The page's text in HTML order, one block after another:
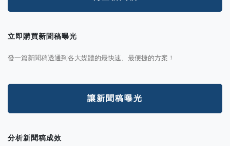
立即購買新聞稿曝光
發一篇新聞稿透通到各大媒體的最快速、最便捷的方案！
讓新聞稿曝光
分析新聞稿成效